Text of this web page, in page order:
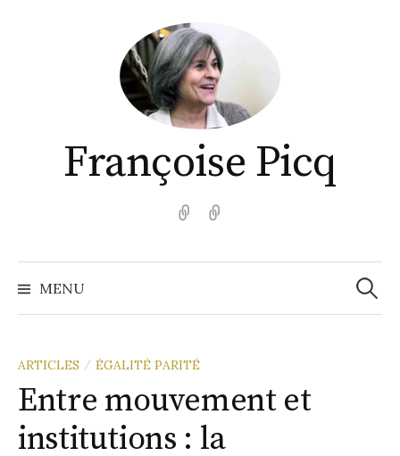
Françoise Picq
English
MENU
ARTICLES / ÉGALITÉ PARITÉ
Entre mouvement et
institutions : la